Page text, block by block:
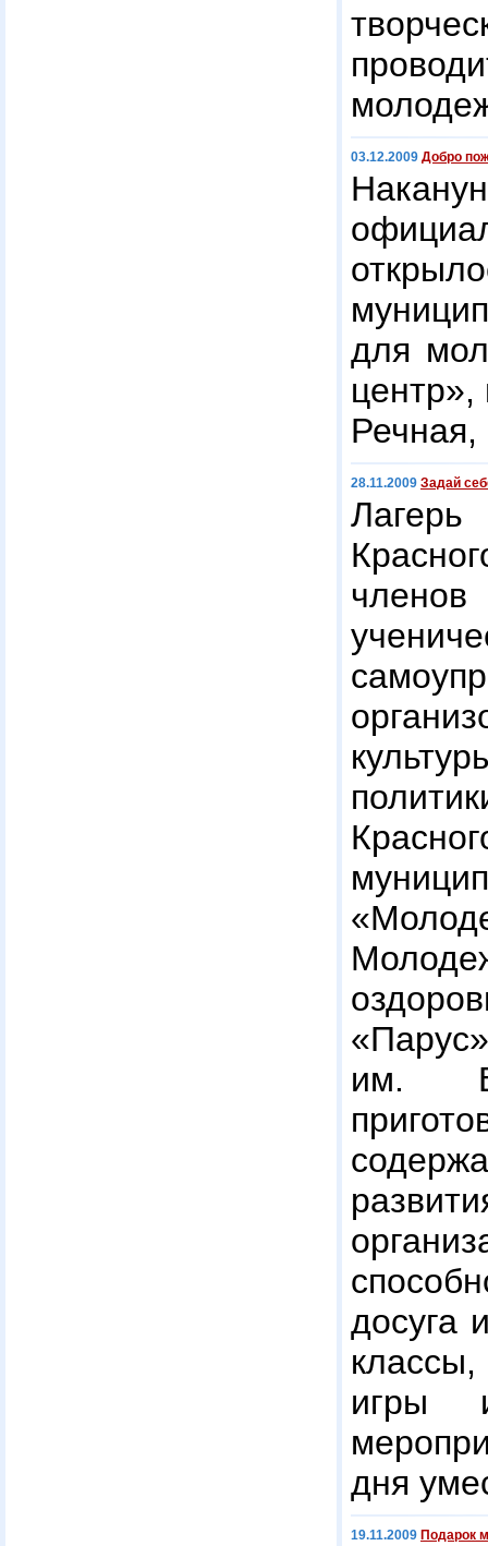
03.12.2009 Добро
для
центр»,
Речная,
28.11.2009 Задай
Лагерь
им.
досуга
игры
дня
19.11.2009 Подарок